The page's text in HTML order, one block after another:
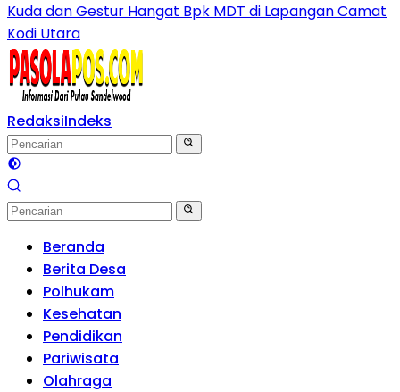
Kuda dan Gestur Hangat Bpk MDT di Lapangan Camat
Kodi Utara
RedaksiIndeks
Beranda
Berita Desa
Polhukam
Kesehatan
Pendidikan
Pariwisata
Olahraga